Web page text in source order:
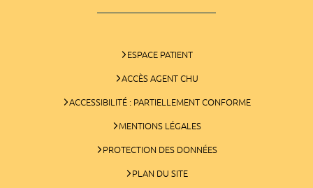
ESPACE PATIENT
ACCÈS AGENT CHU
ACCESSIBILITÉ : PARTIELLEMENT CONFORME
MENTIONS LÉGALES
PROTECTION DES DONNÉES
PLAN DU SITE